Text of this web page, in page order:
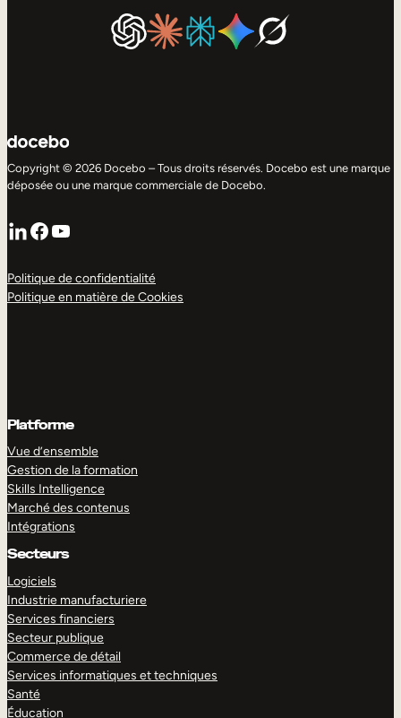
Copyright © 2026 Docebo – Tous droits réservés. Docebo est une marque
déposée ou une marque commerciale de Docebo.
LinkedIn
Facebook
YouTube
Politique de confidentialité
Politique en matière de Cookies
Platforme
Vue d’ensemble
Gestion de la formation
Skills Intelligence
Marché des contenus
Intégrations
Secteurs
Logiciels
Industrie manufacturiere
Services financiers
Secteur publique
Commerce de détail
Services informatiques et techniques
Santé
Éducation